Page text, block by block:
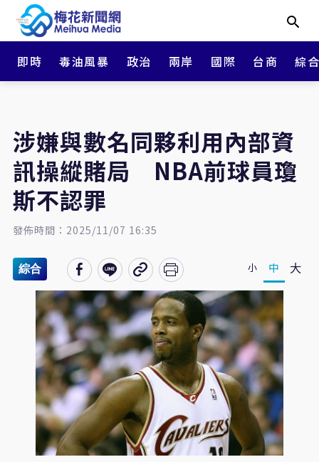
即時 毒油風暴 政治 兩岸 國際 台商 綜
涉嫌與數名同夥利用內部資
訊操縱賭局 NBA前球員瓊
斯不認罪
發佈時間：2025/11/07 16:35
綜合 小 中 大